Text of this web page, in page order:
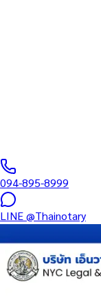
094-895-8999
LINE@Thainotary